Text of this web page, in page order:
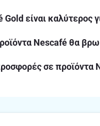
Gold είναι καλύτερος
Nescafé θα
σε προϊόντα